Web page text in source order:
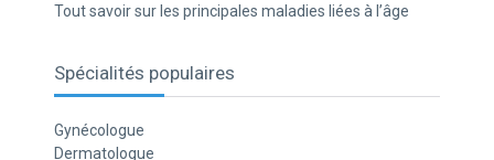
Tout savoir sur les principales maladies liées à l’âge
Spécialités populaires
Gynécologue
Dermatologue